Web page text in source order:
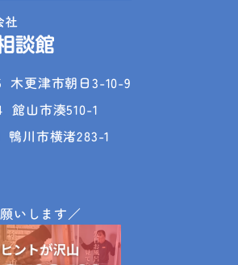
木更津市朝日3-10-9
館山市湊510-1
鴨川市横渚283-1
いします／